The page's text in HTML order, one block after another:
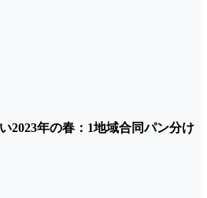
2023年の春：1地域合同パン分け